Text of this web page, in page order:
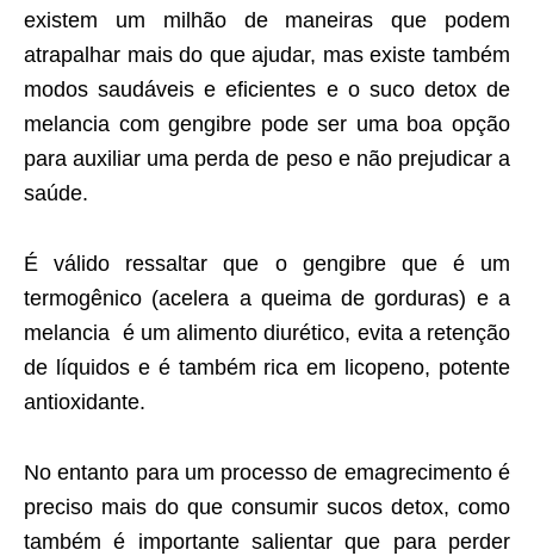
existem um milhão de maneiras que podem
atrapalhar mais do que ajudar, mas existe também
modos saudáveis e eficientes e o suco detox de
melancia com gengibre pode ser uma boa opção
para auxiliar uma perda de peso e não prejudicar a
saúde.
É válido ressaltar que o gengibre que é um
termogênico (acelera a queima de gorduras) e a
melancia é um alimento diurético, evita a retenção
de líquidos e é também rica em licopeno, potente
antioxidante.
No entanto para um processo de emagrecimento é
preciso mais do que consumir sucos detox, como
também é importante salientar que para perder